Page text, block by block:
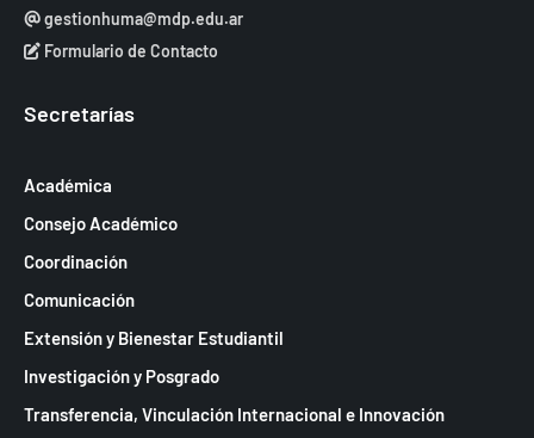
gestionhuma@mdp.edu.ar
Formulario de Contacto
Secretarías
Académica
Consejo Académico
Coordinación
Comunicación
Extensión y Bienestar Estudiantil
Investigación y Posgrado
Transferencia, Vinculación Internacional e Innovación